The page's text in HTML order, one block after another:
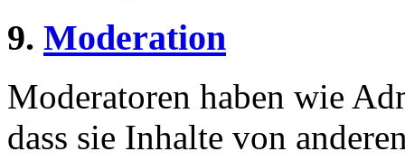
9. Moderation
Moderatoren haben wie
dass sie Inhalte von